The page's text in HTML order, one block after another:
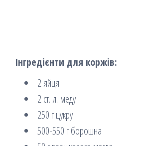
Інгредієнти для коржів:
2 яйця
2 ст. л. меду
250 г цукру
500-550 г борошна